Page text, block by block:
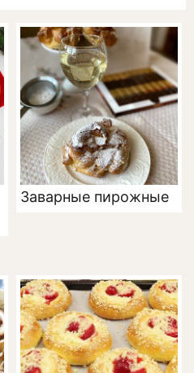
Заварные пирожные